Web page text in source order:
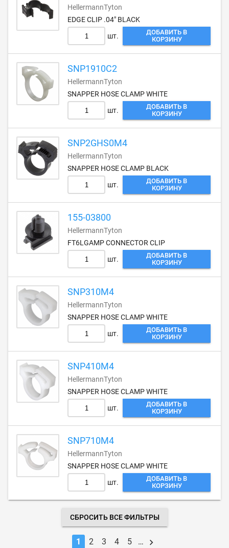
HellermannTyton
EDGE CLIP .04" BLACK
шт.
ДОБАВИТЬ В
КОРЗИНУ
SNP1910C2
HellermannTyton
SNAPPER HOSE CLAMP WHITE
шт.
ДОБАВИТЬ В
КОРЗИНУ
SNP2GHS0M4
HellermannTyton
SNAPPER HOSE CLAMP BLACK
шт.
ДОБАВИТЬ В
КОРЗИНУ
155-03800
HellermannTyton
FT6LGAMP CONNECTOR CLIP
шт.
ДОБАВИТЬ В
КОРЗИНУ
SNP310M4
HellermannTyton
SNAPPER HOSE CLAMP WHITE
шт.
ДОБАВИТЬ В
КОРЗИНУ
SNP410M4
HellermannTyton
SNAPPER HOSE CLAMP WHITE
шт.
ДОБАВИТЬ В
КОРЗИНУ
SNP710M4
HellermannTyton
SNAPPER HOSE CLAMP WHITE
шт.
ДОБАВИТЬ В
КОРЗИНУ
СБРОСИТЬ ВСЕ ФИЛЬТРЫ
1 2 3 4 5 …